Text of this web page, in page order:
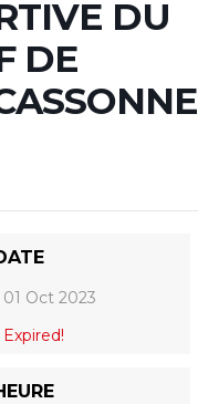
DU
DE
01 Oct 2023
Expired!